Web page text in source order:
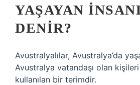
YAŞAYAN
DENIR?
Avustralyalılar, Avustralya’da
Avustralya vatandaşı olan
kullanılan bir terimdir.